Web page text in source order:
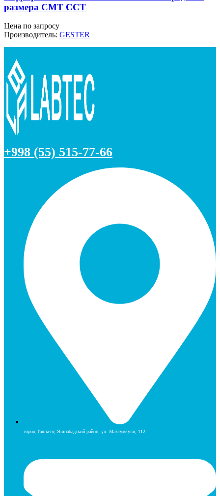
размера CMT CCT
Цена по запросу
Производитель: GESTER
+998 (55) 515-77-66
город Ташкент, Яшнабадский район, ул. Махтумкули, 112